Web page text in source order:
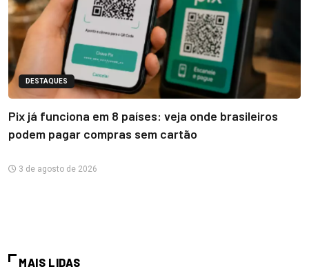
DESTAQUES
Pix já funciona em 8 países: veja onde brasileiros
podem pagar compras sem cartão
3 de agosto de 2026
MAIS LIDAS